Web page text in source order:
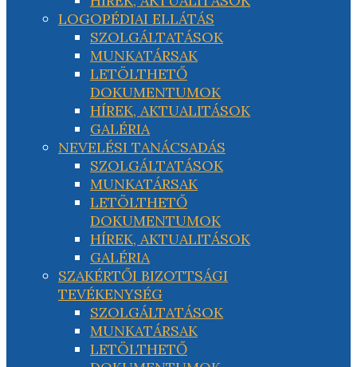
LOGOPÉDIAI ELLÁTÁS
SZOLGÁLTATÁSOK
MUNKATÁRSAK
LETÖLTHETŐ
DOKUMENTUMOK
HÍREK, AKTUALITÁSOK
GALÉRIA
NEVELÉSI TANÁCSADÁS
SZOLGÁLTATÁSOK
MUNKATÁRSAK
LETÖLTHETŐ
DOKUMENTUMOK
HÍREK, AKTUALITÁSOK
GALÉRIA
SZAKÉRTŐI BIZOTTSÁGI
TEVÉKENYSÉG
SZOLGÁLTATÁSOK
MUNKATÁRSAK
LETÖLTHETŐ